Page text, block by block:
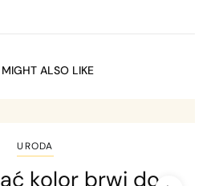
ALSO LIKE
URODA
kolor brwi do